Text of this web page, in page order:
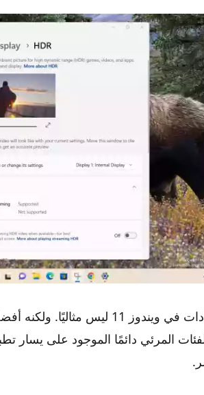
تطبيق الإعدادات في ويندوز 11
المرئي دائمًا الموجود على يسار